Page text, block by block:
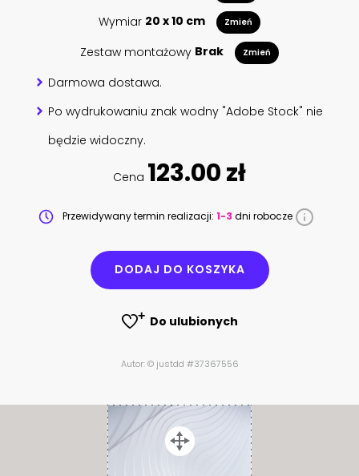
Wymiar 20 x 10 cm Zmień
Zestaw montażowy Brak Zmień
Darmowa dostawa.
Po wydrukowaniu znak wodny "Adobe Stock" nie
będzie widoczny.
Cena 123.00 zł
Przewidywany termin realizacji: 1-3 dni robocze
DODAJ DO KOSZYKA
Do ulubionych
Autor: © justdd #37367556